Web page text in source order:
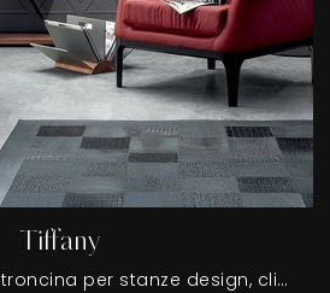
Tiffany
Se desideri una poltroncina per stanze design, clicca e leggi di più sul modello Tiffany in pelle della firma Tonin Casa.